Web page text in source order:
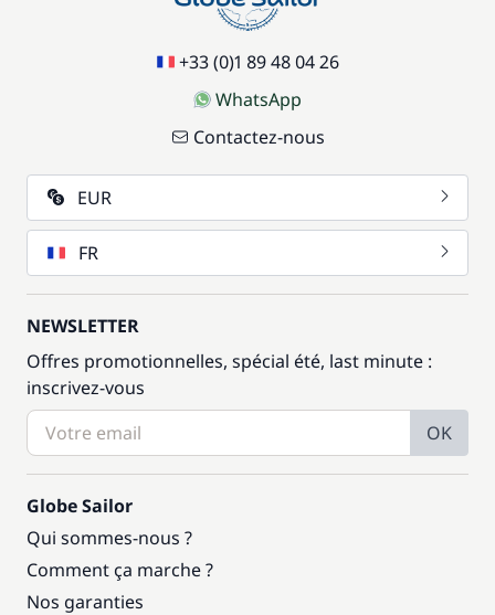
+33 (0)1 89 48 04 26
WhatsApp
Contactez-nous
EUR
FR
NEWSLETTER
Offres promotionnelles, spécial été, last minute :
inscrivez-vous
OK
Globe Sailor
Qui sommes-nous ?
Comment ça marche ?
Nos garanties